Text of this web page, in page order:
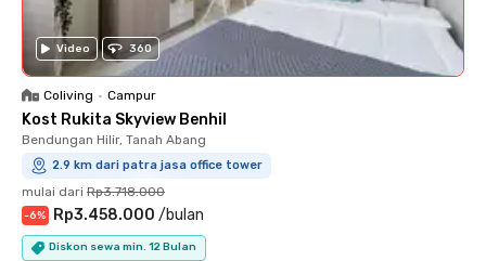
Video 360
Coliving • Campur
Kost Rukita Skyview Benhil
Bendungan Hilir, Tanah Abang
2.9 km dari patra jasa office tower
mulai dari Rp3.718.000
-6% Rp3.458.000 /bulan
Diskon sewa min. 12 Bulan